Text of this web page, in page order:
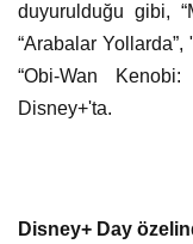
duyurulduğu gibi,
“Arabalar
“Obi-Wan
Disney+'ta.
Disney+ Day